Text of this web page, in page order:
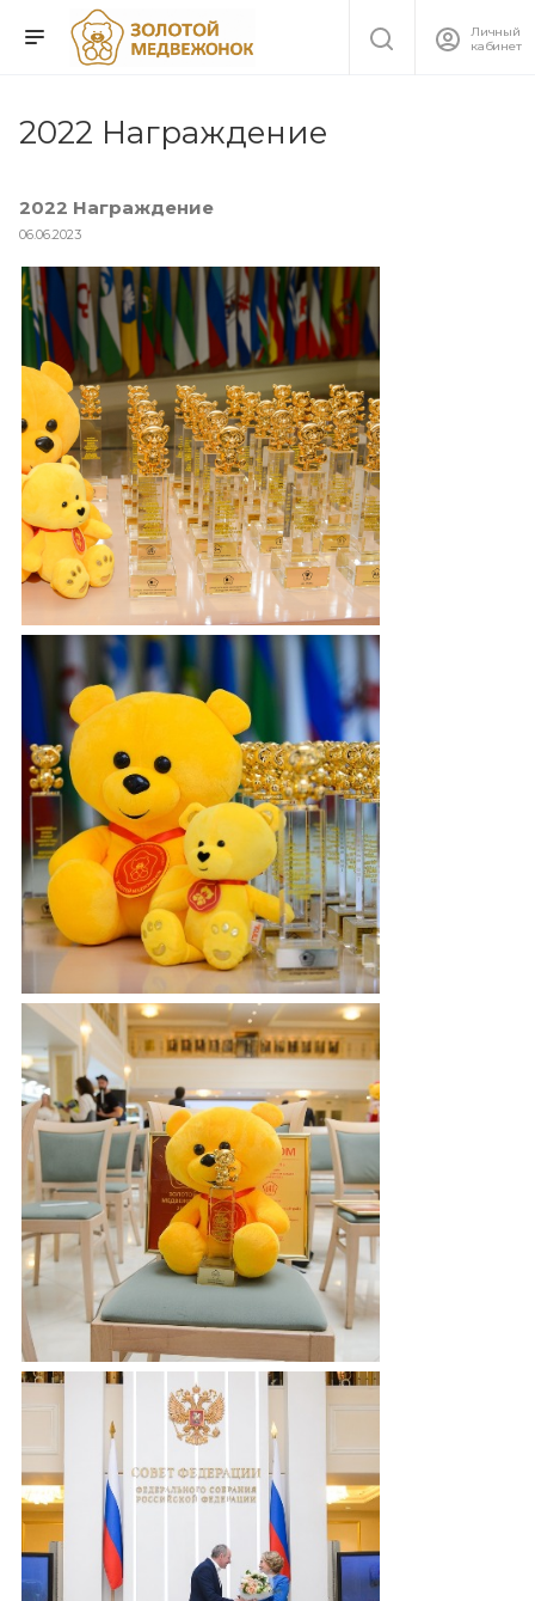
Личный
кабинет
2022 Награждение
2022 Награждение
06.06.2023